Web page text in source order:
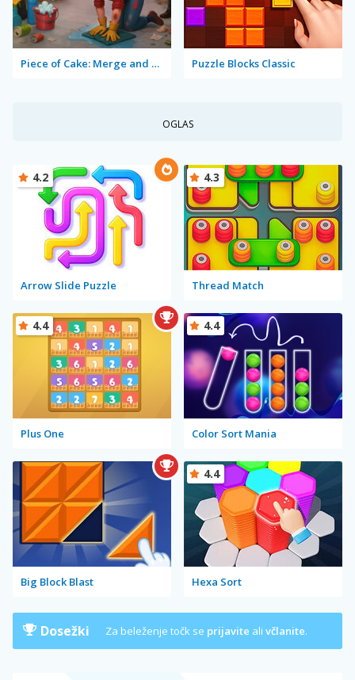
Piece of Cake: Merge and Bake Puzzle Blocks Classic
OGLAS
Arrow Slide Puzzle
4.2
Thread Match
4.3
Plus One
4.4
Color Sort Mania
4.4
Big Block Blast Hexa Sort
4.4
Dosežki Za beleženje točk se prijavite ali včlanite.